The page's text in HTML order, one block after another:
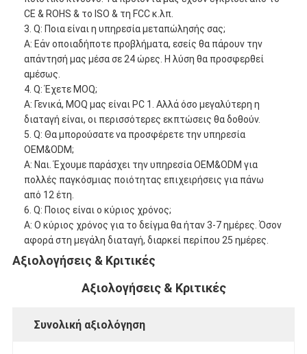
CE & ROHS & το ISO & τη FCC κ.λπ.
3. Q: Ποια είναι η υπηρεσία μεταπώλησής σας;
Α: Εάν οποιαδήποτε προβλήματα, εσείς θα πάρουν την
απάντησή μας μέσα σε 24 ώρες. Η λύση θα προσφερθεί
αμέσως.
4. Q: Έχετε MOQ;
Α: Γενικά, MOQ μας είναι PC 1. Αλλά όσο μεγαλύτερη η
διαταγή είναι, οι περισσότερες εκπτώσεις θα δοθούν.
5. Q: Θα μπορούσατε να προσφέρετε την υπηρεσία
OEM&ODM;
Α: Ναι. Έχουμε παράσχει την υπηρεσία OEM&ODM για
πολλές παγκόσμιας ποιότητας επιχειρήσεις για πάνω
από 12 έτη.
6. Q: Ποιος είναι ο κύριος χρόνος;
Α: Ο κύριος χρόνος για το δείγμα θα ήταν 3-7 ημέρες. Όσον
αφορά στη μεγάλη διαταγή, διαρκεί περίπου 25 ημέρες.
Αξιολογήσεις & Κριτικές
Αξιολογήσεις & Κριτικές
Συνολική αξιολόγηση